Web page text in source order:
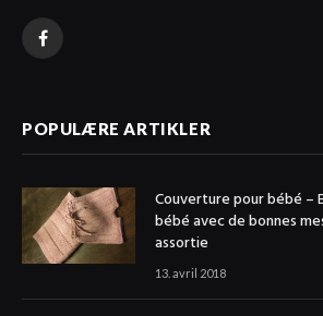
Facebook
POPULÆRE ARTIKLER
Couverture pour bébé –
bébé avec de bonnes
assortie
13. avril 2018